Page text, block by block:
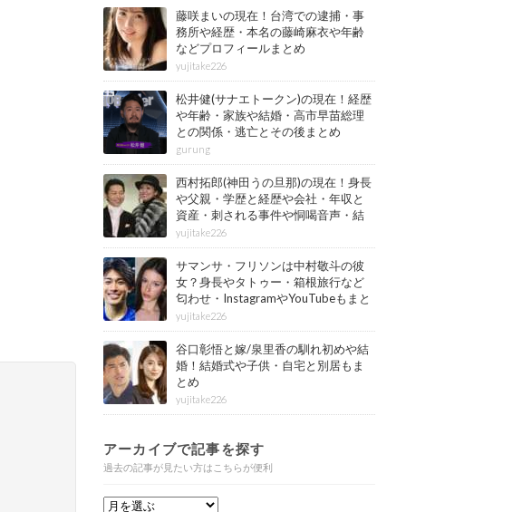
藤咲まいの現在！台湾での逮捕・事
務所や経歴・本名の藤崎麻衣や年齢
などプロフィールまとめ
yujitake226
松井健(サナエトークン)の現在！経歴
や年齢・家族や結婚・高市早苗総理
との関係・逃亡とその後まとめ
gurung
西村拓郎(神田うの旦那)の現在！身長
や父親・学歴と経歴や会社・年収と
資産・刺される事件や恫喝音声・結
婚と子供や自宅・脳梗塞の病気もま
とめ
yujitake226
サマンサ・フリソンは中村敬斗の彼
女？身長やタトゥー・箱根旅行など
匂わせ・InstagramやYouTubeもまと
め
yujitake226
谷口彰悟と嫁/泉里香の馴れ初めや結
婚！結婚式や子供・自宅と別居もま
とめ
yujitake226
アーカイブで記事を探す
過去の記事が見たい方はこちらが便利